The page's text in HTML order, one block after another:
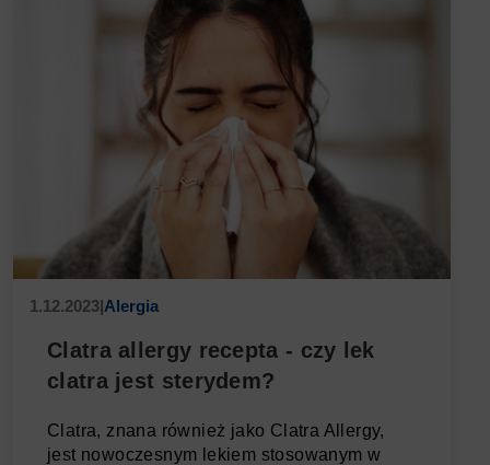
1.12.2023|Alergia
Clatra allergy recepta - czy lek
clatra jest sterydem?
Clatra, znana również jako Clatra Allergy,
jest nowoczesnym lekiem stosowanym w